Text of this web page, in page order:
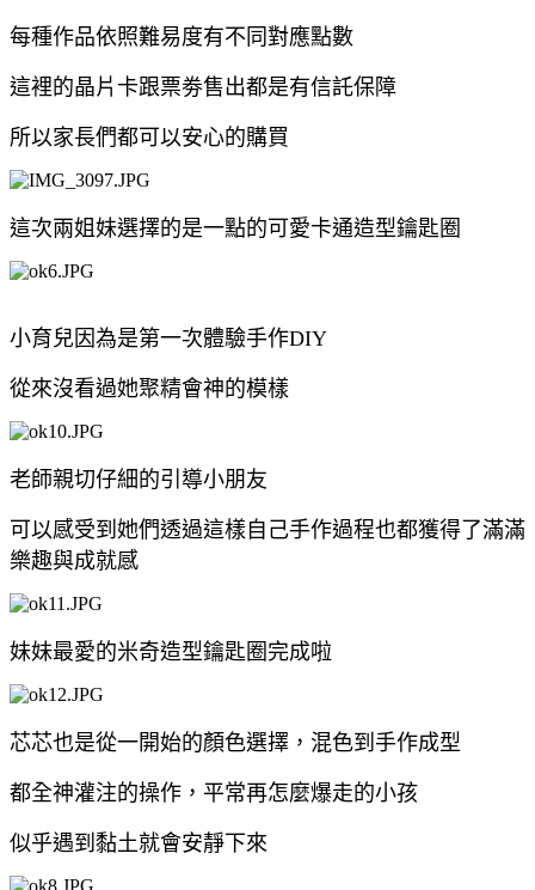
每種作品依照難易度有不同對應點數
這裡的晶片卡跟票劵售出都是有信託保障
所以家長們都可以安心的購買
這次兩姐妹選擇的是一點的可愛卡通造型鑰匙圈
小育兒因為是第一次體驗手作DIY
從來沒看過她聚精會神的模樣
老師親切仔細的引導小朋友
可以感受到她們透過這樣自己手作過程也都獲得了滿滿
樂趣與成就感
妹妹最愛的米奇造型鑰匙圈完成啦
芯芯也是從一開始的顏色選擇，混色到手作成型
都全神灌注的操作，平常再怎麼爆走的小孩
似乎遇到黏土就會安靜下來